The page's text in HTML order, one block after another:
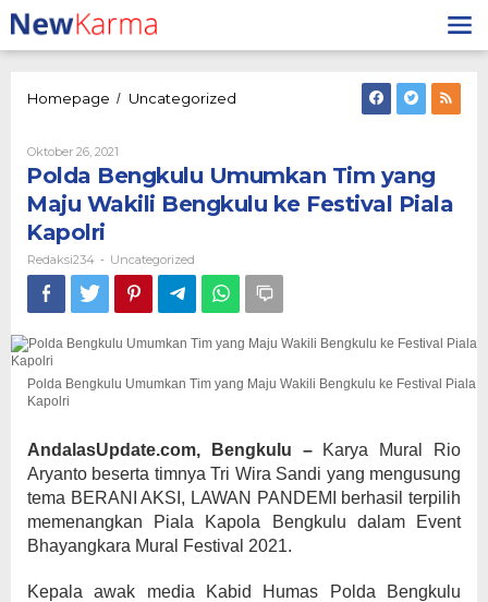
Lewati
ke
konten
Homepage / Uncategorized
yang
Maju
Wakili
Festival
Piala
Kapolri
Oktober 26, 2021
Redaksi234
Polda Bengkulu Umumkan Tim yang
Maju Wakili Bengkulu ke Festival Piala
Kapolri
Redaksi234 - Uncategorized
Polda Bengkulu Umumkan Tim yang Maju Wakili Bengkulu ke Festival Piala
Kapolri
AndalasUpdate.com, Bengkulu – Karya Mural Rio
Aryanto beserta timnya Tri Wira Sandi yang mengusung
tema BERANI AKSI, LAWAN PANDEMI berhasil terpilih
memenangkan Piala Kapola Bengkulu dalam Event
Bhayangkara Mural Festival 2021.
Kepala awak media Kabid Humas Polda Bengkulu